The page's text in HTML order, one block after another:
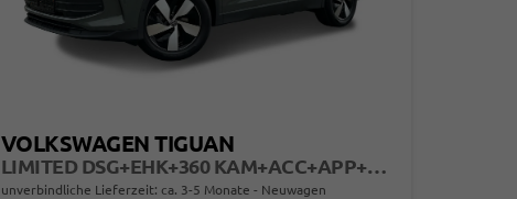
VOLKSWAGEN TIGUAN
LIMITED DSG+EHK+360 KAM+ACC+APP+LED PLUS+17" LM+KLIMA
unverbindliche Lieferzeit: ca. 3-5 Monate Neuwagen